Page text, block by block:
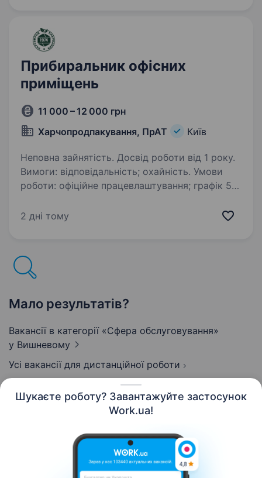
Шукаєте роботу? Завантажуйте застосунок
Work.ua!
Прибиральник офісних
приміщень
11 000 – 12 000 грн
Харчопродпакування, ПрАТ
Київ
Неповна зайнятість. Досвід роботи від 1 року.
Вимоги: відповідальність; охайність. Умови
роботи: офіційне працевлаштування; графік 5/2
знаходиться в районі Деміївської площі (поруч
2 дні тому
Мало результатів?
Вакансії в категорії «Сфера обслуговування»
у Вишневому
Усі вакансії для дистанційної роботи